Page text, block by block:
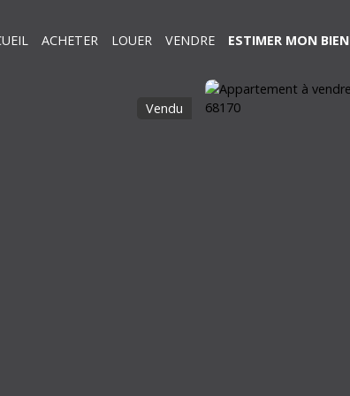
ACHETER LOUER VENDRE ESTIMER MON BIEN
Vendu